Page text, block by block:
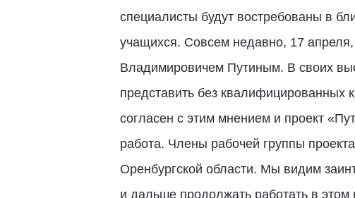
специалисты будут востребованы в
учащихся. Совсем недавно, 17
Владимировичем Путиным. В своих
представить без квалифицированных
согласен с этим мнением и проект
работа. Члены рабочей группы
Оренбургской области. Мы видим
и дальше продолжать работать в